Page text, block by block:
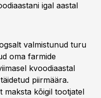
igal aastal
valmistunud turu
oma farmide
kvoodiaastal
piirmäära.
maksta kõigil tootjatel